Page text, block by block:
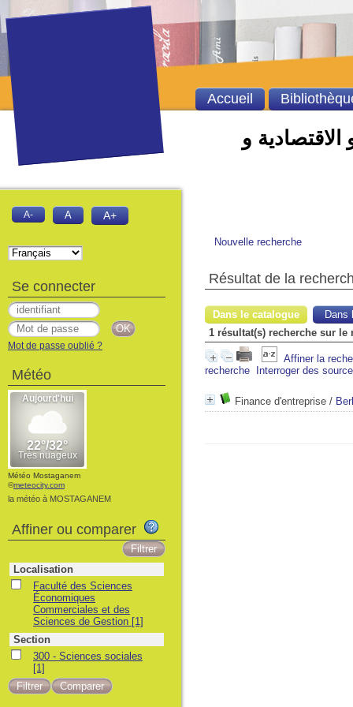
الاقتصادية و
Nouvelle recherche
Résultat de la
Dans le catalogue
Dans
1 résultat(s) recherche sur
Affiner la
recherche
Interroger des
Finance d'entreprise /
Accueil
A- A A+
Se connecter
Mot de passe oublié ?
Météo
Météo Mostaganem
©meteocity.com
la météo à MOSTAGANEM
Affiner ou comparer
Localisation
Faculté des Sciences
Économiques
Commerciales et des
Sciences de Gestion [1]
Section
300 - Sciences sociales
[1]